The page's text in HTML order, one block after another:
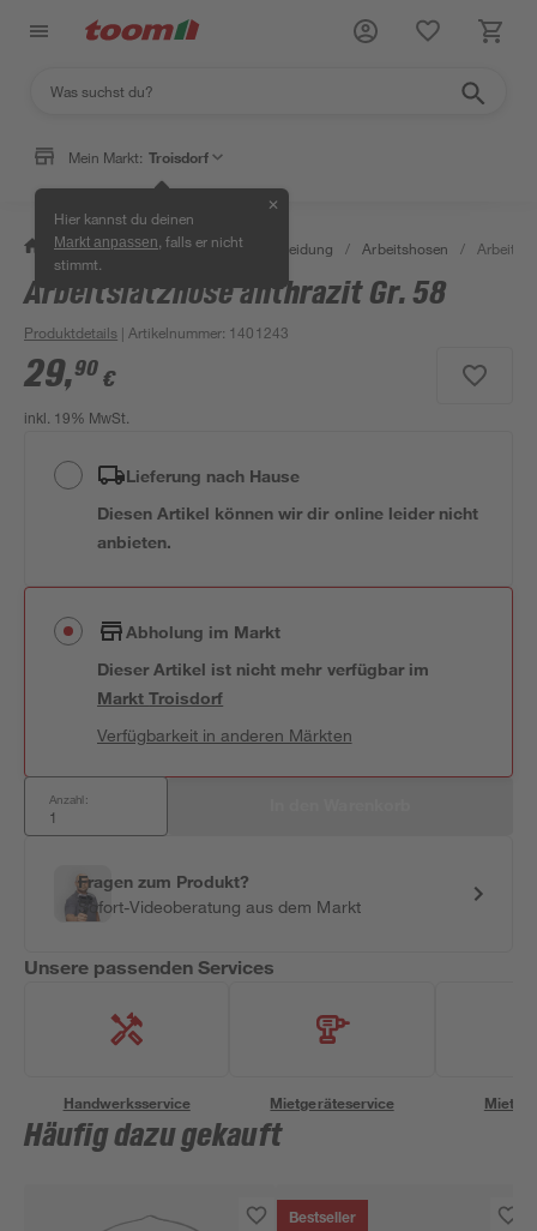
Mein Markt: Troisdorf
Hier kannst du deinen
Markt anpassen , falls er nicht
stimmt.
✕
/ Bauen & Renovieren / Arbeitskleidung / Arbeitshosen /
Arbeitslatzhose anthrazit Gr. 58
Produktdetails | Artikelnummer: 1401243
29,90 €
inkl. 19% MwSt.
Lieferung nach Hause
Diesen Artikel können wir dir online leider nicht
anbieten.
Abholung im Markt
Dieser Artikel ist nicht mehr verfügbar im
MarktTroisdorf
Verfügbarkeit in anderen Märkten
Anzahl:
Fragen zum Produkt?
Sofort-Videoberatung aus dem Markt
Unsere passenden Services
Handwerksservice Mietgeräteservice
Häufig dazu gekauft
Bestseller